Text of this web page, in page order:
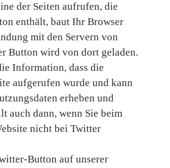
der Seiten aufrufen, die
enthält, baut Ihr Browser
mit den Servern von
Button wird von dort geladen.
Information, dass die
aufgerufen wurde und kann
erheben und
auch dann, wenn Sie beim
nicht bei Twitter
Button auf unserer